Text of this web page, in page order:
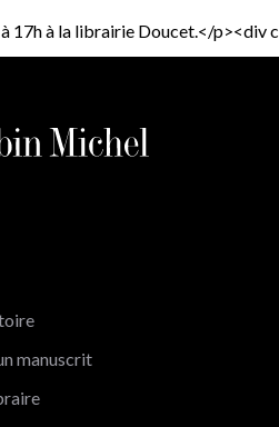
17h à la librairie Doucet.</
manuscrit